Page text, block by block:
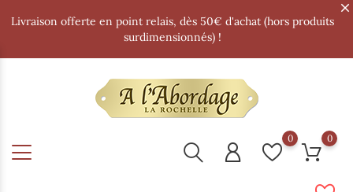
Livraison offerte en point relais, dès 50€ d'achat (hors produits
surdimensionnés) !
0 0